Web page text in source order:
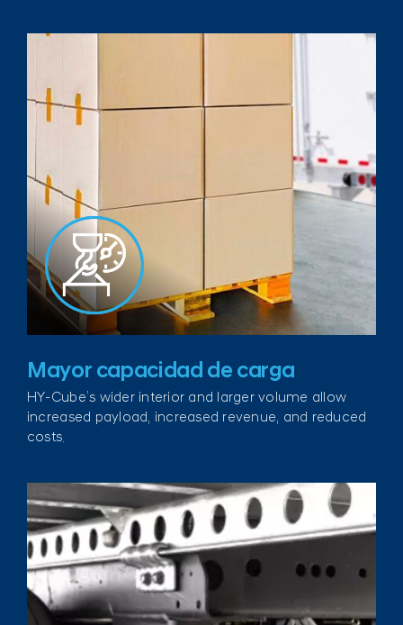
Mayor capacidad de carga
HY-Cube’s wider interior and larger volume allow
increased payload, increased revenue, and reduced
costs.